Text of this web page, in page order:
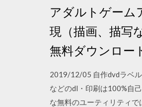
アダルトゲーム
現（描画、描写
無料ダウンロー
2019/12/05 自作dvdラベ
などのdl・印刷は100%自
な無料のユーティリティ